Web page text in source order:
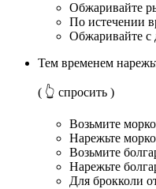
Обжаривайте
По истечении
Обжаривайте с
Тем временем
( 👆 спросить )
Возьмите
Нарежьте
Возьмите
Нарежьте
Для брокколи